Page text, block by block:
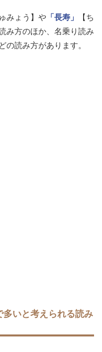
ゅみょう】や 「長寿」
【ち
み方のほか、名乗り読み
の読み方があります。
多いと考えられる読み